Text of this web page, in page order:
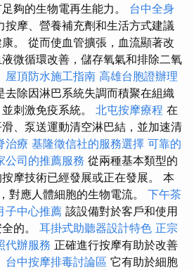
夠的生物電再生能力。 台中全身
按摩、營養補充劑和生活方式建議
。 從而使血管擴張，血流顯著改
微循環改善，儲存氧氣和排除二氧
屋頂防水施工指南 高雄台胞證辦理
去除因淋巴系統失調而積聚在組織
刺激免疫系統。 北屯按摩療程 在
、泵送運動清空淋巴結，並加速清
治療 基隆徵信社的服務選擇 可靠的
公司的推薦服務 從兩種基本類型的
摩技術已經發展或正在發展。 本
對應人體細胞的生物電流。 下午茶
子中心推薦 該設備對於客戶和使用
的。 耳掛式助聽器設計特色 正宗
代辦服務 正確進行按摩有助於改善
台中按摩排毒討論區 它有助於細胞